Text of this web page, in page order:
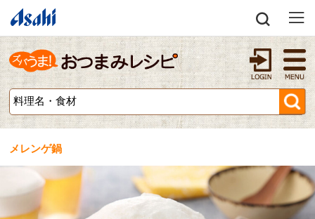
メレンゲ鍋